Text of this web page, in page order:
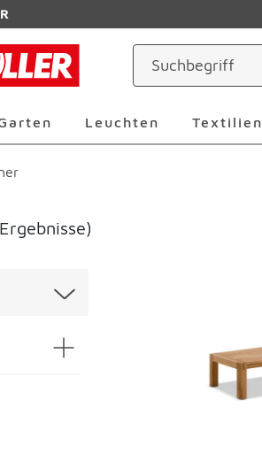
Leuchten Textilien